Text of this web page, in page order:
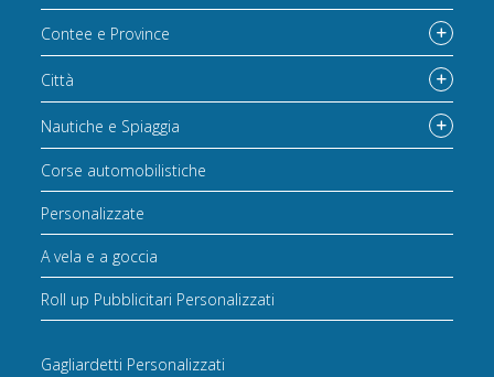
Contee e Province
Città
Nautiche e Spiaggia
Corse automobilistiche
Personalizzate
A vela e a goccia
Roll up Pubblicitari Personalizzati
Gagliardetti Personalizzati